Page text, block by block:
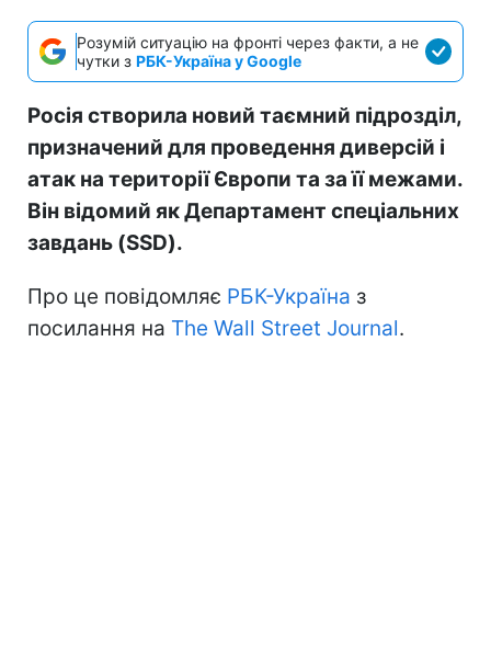
Розумій ситуацію на фронті через факти, а не
чутки з РБК-Україна у Google
Росія створила новий таємний підрозділ,
призначений для проведення диверсій і
атак на території Європи та за її межами.
Він відомий як Департамент спеціальних
завдань (SSD).
Про це повідомляє РБК-Україна з
посилання на The Wall Street Journal.